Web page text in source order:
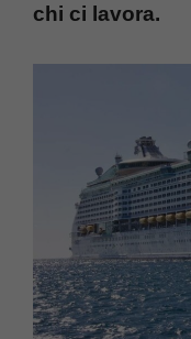
chi ci lavora.